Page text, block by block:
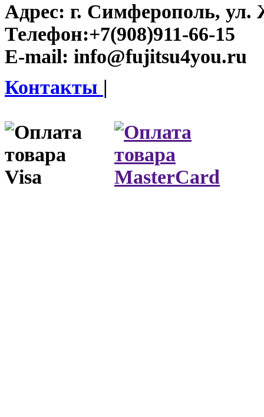
Адрес: г. Симферополь, ул.
Телефон:+7(908)911-66-15
E-mail: info@fujitsu4you.ru
Контакты |